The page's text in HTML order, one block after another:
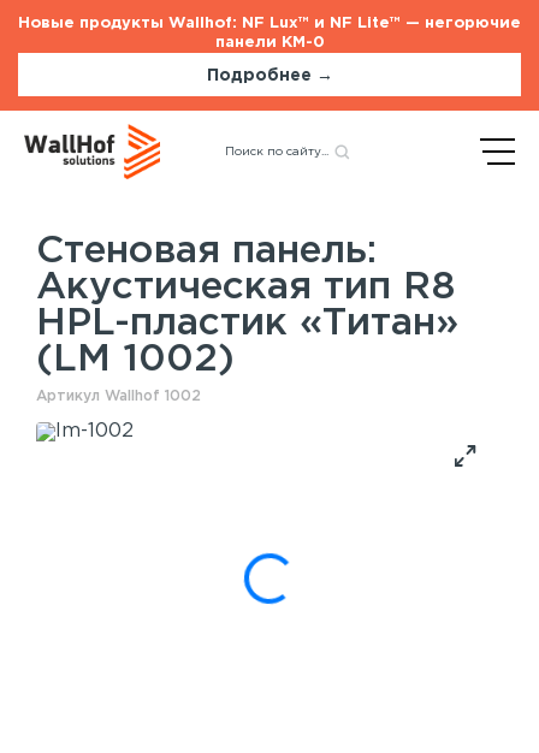
Новые продукты Wallhof: NF Lux™ и NF Lite™ — негорючие
панели КМ-0
Подробнее →
Стеновые панели
Шпонированные панели
Акустические панели
Услуги
Монтаж акустических панелей
Назад
Акустические панели
Стеновая панель:
Акустическая тип R8
HPL-пластик «Титан»
(LM 1002)
Артикул Wallhof 1002